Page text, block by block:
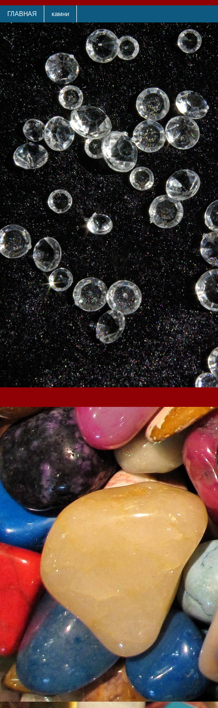
ГЛАВНАЯ камни